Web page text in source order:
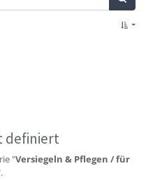
definiert
"Versiegeln & Pflegen / für